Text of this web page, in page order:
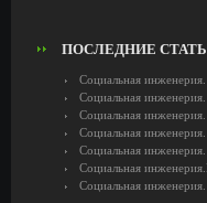
ПОСЛЕДНИЕ
Социальная
Социальная
Социальная
Социальная
Социальная
Социальная
Социальная